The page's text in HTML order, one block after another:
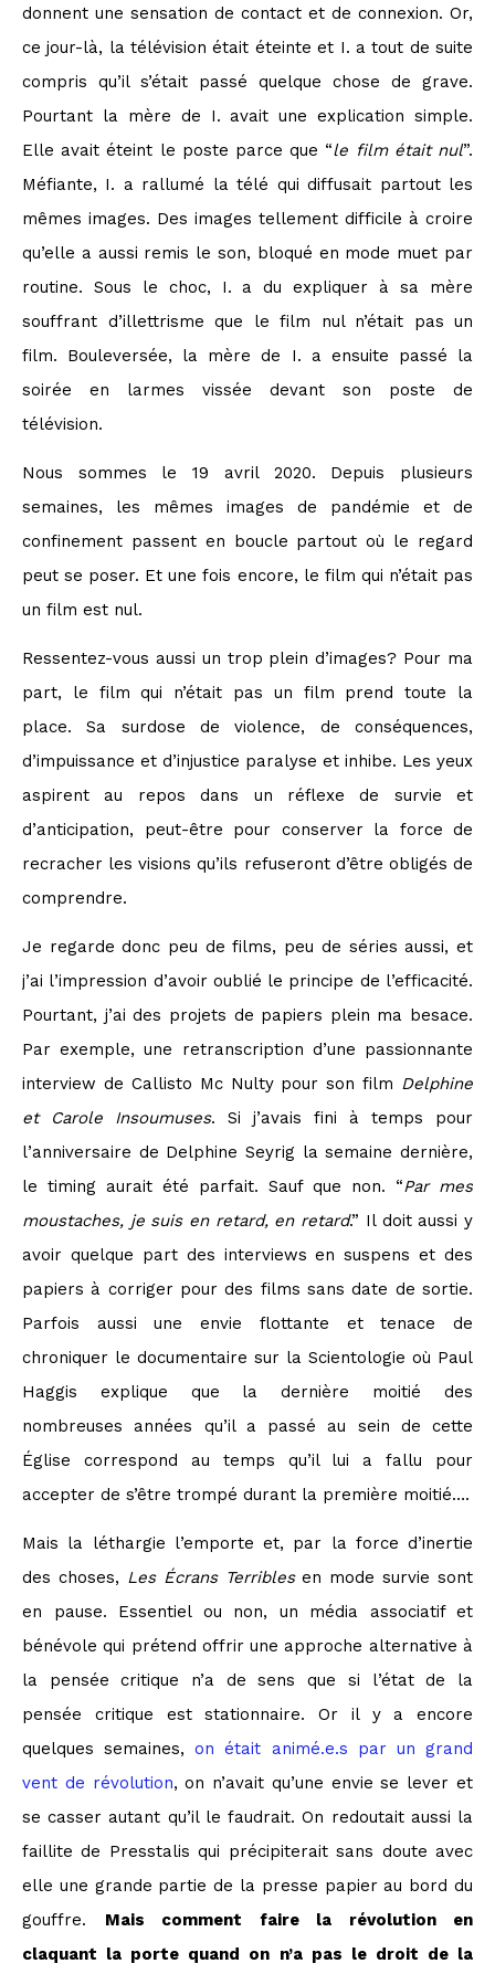
donnent une sensation de contact et de connexion. Or,
ce jour-là, la télévision était éteinte et I. a tout de suite
compris qu’il s’était passé quelque chose de grave.
Pourtant la mère de I. avait une explication simple.
Elle avait éteint le poste parce que “le film était nul”.
Méfiante, I. a rallumé la télé qui diffusait partout les
mêmes images. Des images tellement difficile à croire
qu’elle a aussi remis le son, bloqué en mode muet par
routine. Sous le choc, I. a du expliquer à sa mère
souffrant d’illettrisme que le film nul n’était pas un
film. Bouleversée, la mère de I. a ensuite passé la
soirée en larmes vissée devant son poste de
télévision.
Nous sommes le 19 avril 2020. Depuis plusieurs
semaines, les mêmes images de pandémie et de
confinement passent en boucle partout où le regard
peut se poser. Et une fois encore, le film qui n’était pas
un film est nul.
Ressentez-vous aussi un trop plein d’images? Pour ma
part, le film qui n’était pas un film prend toute la
place. Sa surdose de violence, de conséquences,
d’impuissance et d’injustice paralyse et inhibe. Les yeux
aspirent au repos dans un réflexe de survie et
d’anticipation, peut-être pour conserver la force de
recracher les visions qu’ils refuseront d’être obligés de
comprendre.
Je regarde donc peu de films, peu de séries aussi, et
j’ai l’impression d’avoir oublié le principe de l’efficacité.
Pourtant, j’ai des projets de papiers plein ma besace.
Par exemple, une retranscription d’une passionnante
interview de Callisto Mc Nulty pour son film Delphine
et Carole Insoumuses. Si j’avais fini à temps pour
l’anniversaire de Delphine Seyrig la semaine dernière,
le timing aurait été parfait. Sauf que non. “Par mes
moustaches, je suis en retard, en retard.” Il doit aussi y
avoir quelque part des interviews en suspens et des
papiers à corriger pour des films sans date de sortie.
Parfois aussi une envie flottante et tenace de
chroniquer le documentaire sur la Scientologie où Paul
Haggis explique que la dernière moitié des
nombreuses années qu’il a passé au sein de cette
Église correspond au temps qu’il lui a fallu pour
accepter de s’être trompé durant la première moitié….
Mais la léthargie l’emporte et, par la force d’inertie
des choses, Les Écrans Terriblesen mode survie sont
en pause. Essentiel ou non, un média associatif et
bénévole qui prétend offrir une approche alternative à
la pensée critique n’a de sens que si l’état de la
pensée critique est stationnaire. Or il y a encore
quelques semaines,on était animé.e.s par un grand
vent de révolution, on n’avait qu’une envie se lever et
se casser autant qu’il le faudrait. On redoutait aussi la
faillite de Presstalis qui précipiterait sans doute avec
elle une grande partie de la presse papier au bord du
gouffre. Mais comment faire la révolution en
claquant la porte quand on n’a pas le droit de la